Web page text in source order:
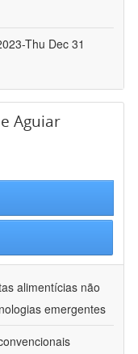
Thu Dec 31
Aguiar
alimentícias não
emergentes